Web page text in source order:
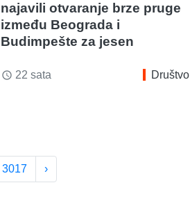
najavili otvaranje brze pruge
između Beograda i
Budimpešte za jesen
access_time 22 sata Društvo
3017 ›